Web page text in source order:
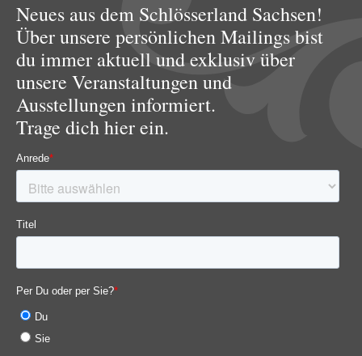
Neues aus dem Schlösserland Sachsen!
Über unsere persönlichen Mailings bist
du immer aktuell und exklusiv über
unsere Veranstaltungen und
Ausstellungen informiert.
Trage dich hier ein.